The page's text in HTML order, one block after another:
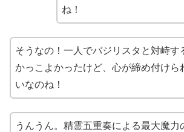
ね！
そうなの！一人でバジリスタと対峙す
かっこよかったけど、心が締め付けら
いなのね！
うんうん。精霊五重奏による最大魔力